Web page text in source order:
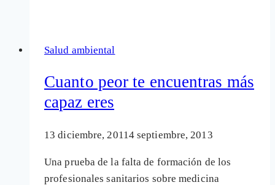
penal
España
en
de
Salud ambiental
Cuanto peor te encuentras más
capaz eres
13 diciembre, 20114 septiembre, 2013
Una prueba de la falta de formación de los
profesionales sanitarios sobre medicina